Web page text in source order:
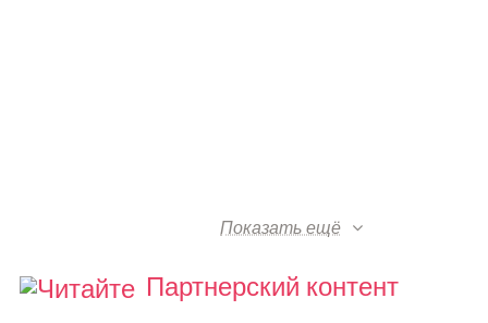
Показать ещё
Партнерский контент